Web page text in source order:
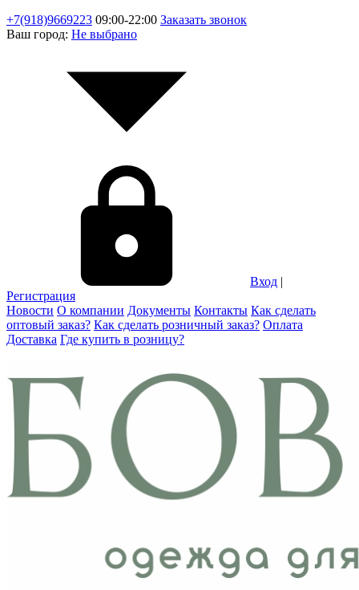
+7(918)9669223 09:00-22:00 Заказать звонок
Ваш город: Не выбрано
Вход |
Регистрация
Новости О компании Документы Контакты Как сделать
оптовый заказ? Как сделать розничный заказ? Оплата
Доставка Где купить в розницу?